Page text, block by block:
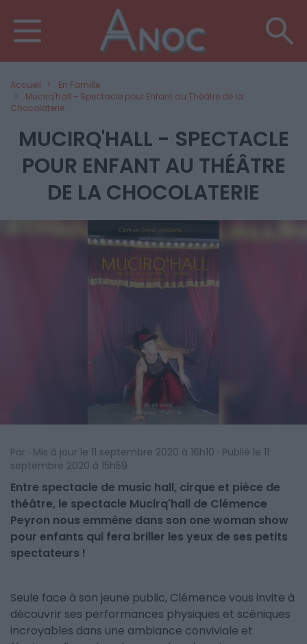
Accueil
En Famille
Mucirq'hall - Spectacle pour Enfant au Théâtre de la
Chocolaterie
MUCIRQ'HALL - SPECTACLE
POUR ENFANT AU THÉÂTRE
DE LA CHOCOLATERIE
Par · Mis à jour le 11 septembre 2020 à 16h10 · Publié le 11
septembre 2020 à 15h59
Entre spectacle de music hall, cirque et pièce de
théâtre, le spectacle Mucirq'hall de Clémence
Peyron nous emmène dans son one woman show
pour enfants qui fera briller les yeux de ses petits
spectateurs !
Seule face à son jeune public, Clémence vous invite à
découvrir ses performances physiques et scéniques
incroyables dans une ambiance conviviale et